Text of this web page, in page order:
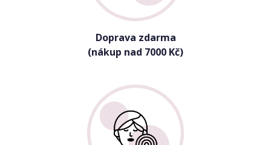
Doprava zdarma
(nákup nad 7000 Kč)